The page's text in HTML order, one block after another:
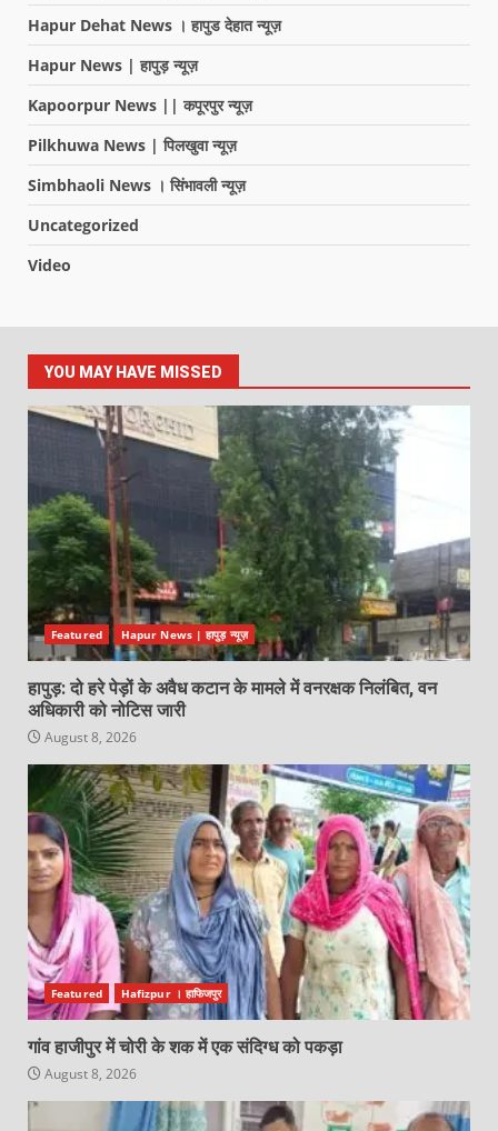
Hapur Dehat News । हापुड देहात न्यूज़
Hapur News | हापुड़ न्यूज़
Kapoorpur News || कपूरपुर न्यूज़
Pilkhuwa News | पिलखुवा न्यूज़
Simbhaoli News । सिंभावली न्यूज़
Uncategorized
Video
YOU MAY HAVE MISSED
Featured Hapur News | हापुड़ न्यूज़
हापुड़: दो हरे पेड़ों के अवैध कटान के मामले में वनरक्षक निलंबित, वन
अधिकारी को नोटिस जारी
August 8, 2026
Featured Hafizpur । हाफिजपुर
गांव हाजीपुर में चोरी के शक में एक संदिग्ध को पकड़ा
August 8, 2026